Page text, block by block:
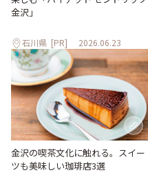
金沢」
石川県 [PR] 2026.06.23
金沢の喫茶文化に触れる。スイー
ツも美味しい珈琲店3選